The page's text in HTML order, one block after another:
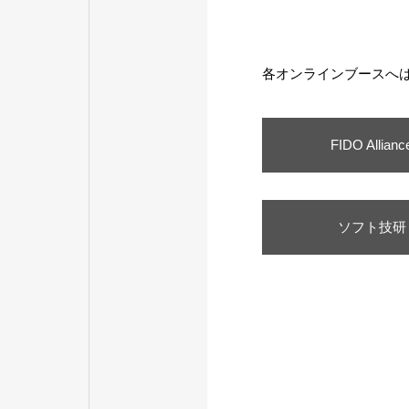
各オンラインブースへ
FIDO
ソフト技研